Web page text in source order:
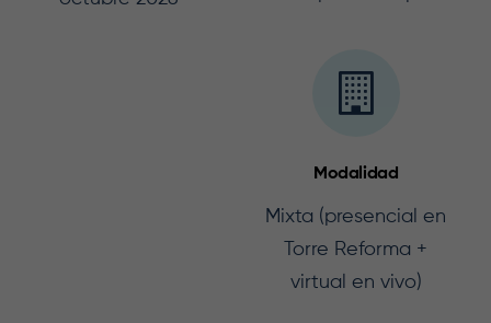
Modalidad
Mixta (presencial en
Torre Reforma +
virtual en vivo)